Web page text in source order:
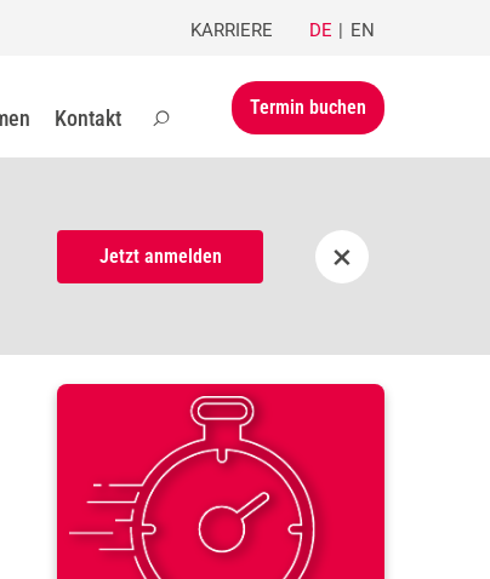
KARRIERE DE EN
Kontakt Termin buchen
Jetzt anmelden ×